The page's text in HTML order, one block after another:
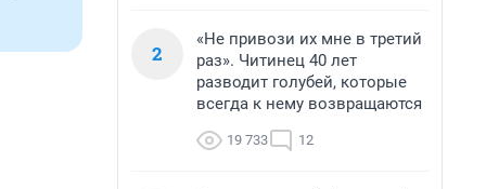
2
«Не привози их мне в третий
раз». Читинец 40 лет
разводит голубей, которые
всегда к нему возвращаются
19 733 12